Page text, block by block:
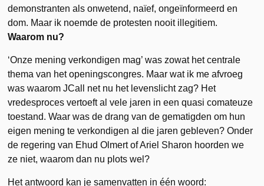
demonstranten als onwetend, naïef, ongeïnformeerd en
dom. Maar ik noemde de protesten nooit illegitiem.
Waarom nu?
‘Onze mening verkondigen mag’ was zowat het centrale
thema van het openingscongres. Maar wat ik me afvroeg
was waarom JCall net nu het levenslicht zag? Het
vredesproces vertoeft al vele jaren in een quasi comateuze
toestand. Waar was de drang van de gematigden om hun
eigen mening te verkondigen al die jaren gebleven? Onder
de regering van Ehud Olmert of Ariel Sharon hoorden we
ze niet, waarom dan nu plots wel?
Het antwoord kan je samenvatten in één woord: